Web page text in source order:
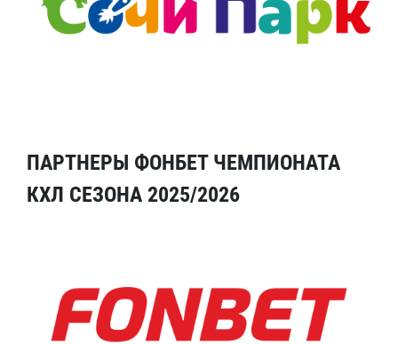
ПАРТНЕРЫ ФОНБЕТ ЧЕМПИОНАТА
КХЛ СЕЗОНА 2025/2026